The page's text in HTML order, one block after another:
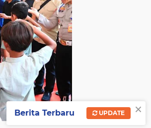
×
Berita Terbaru UPDATE